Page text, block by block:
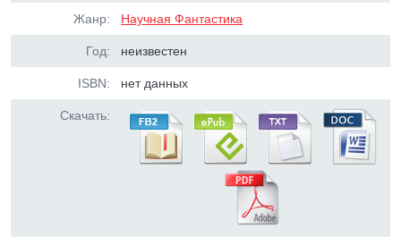
Жанр: Научная Фантастика
Год: неизвестен
ISBN: нет данных
Скачать: